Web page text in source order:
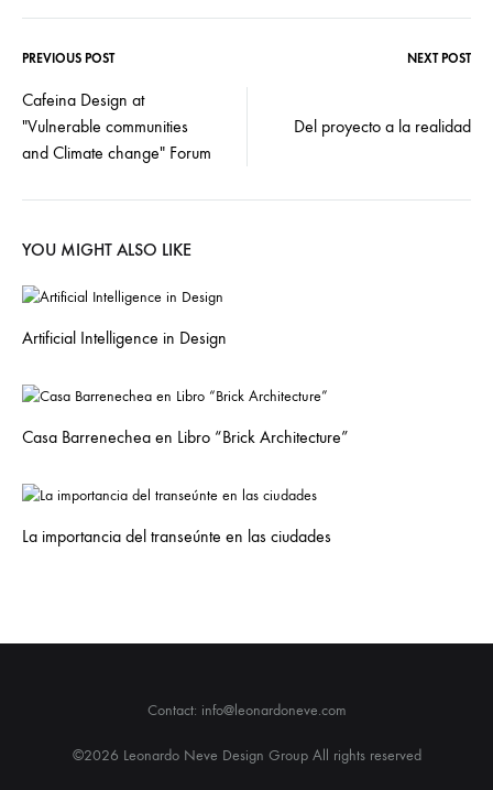
PREVIOUS POST NEXT POST
Cafeina Design at
"Vulnerable communities
and Climate change" Forum
Del proyecto a la realidad
YOU MIGHT ALSO LIKE
Artificial Intelligence in Design
Casa Barrenechea en Libro “Brick Architecture”
La importancia del transeúnte en las ciudades
©2026 Leonardo Neve Design Group All rights reserved
Contact: info@leonardoneve.com